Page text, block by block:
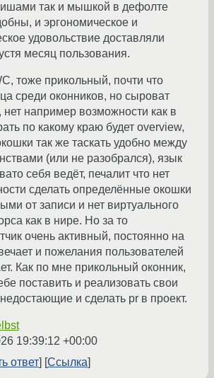
так и мышкой в дефолте
и эргономическое и
удовольствие доставляли
месяц пользования.
тоже прикольный, почти что
среди оконников, но сыроват
нет например возможности как в
по какому краю будет overview,
так же таскать удобно между
(или не разобрался), язык
себя ведёт, печалит что нет
сделать определённые окошки
от записи и нет виртуального
как в нире. Но за то
очень активный, постоянно на
и пожелания пользователей
Как по мне прикольный оконник,
поставить и реализовать свои
и сделать pr в проект.
19:39:12 +00:00
ответ
Ссылка